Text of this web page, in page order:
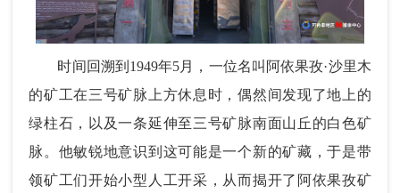
时间回溯到1949年5月，一位名叫阿依果孜·沙里木
的矿工在三号矿脉上方休息时，偶然间发现了地上的
绿柱石，以及一条延伸至三号矿脉南面山丘的白色矿
脉。他敏锐地意识到这可能是一个新的矿藏，于是带
领矿工们开始小型人工开采，从而揭开了阿依果孜矿